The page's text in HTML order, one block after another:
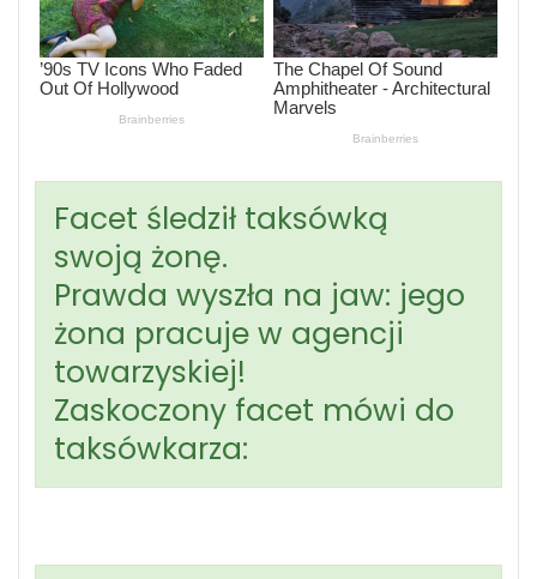
Facet śledził taksówką
swoją żonę.
Prawda wyszła na jaw: jego
żona pracuje w agencji
towarzyskiej!
Zaskoczony facet mówi do
taksówkarza: